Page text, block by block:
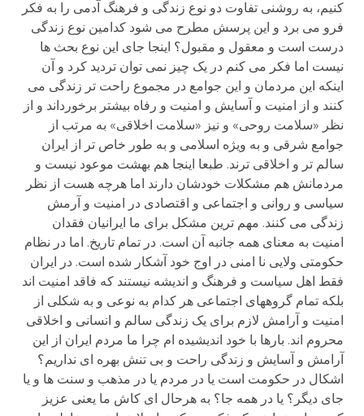
کنیم، به روشنی تفاوت دو نوع زندگی و فرهنگ آدمی را به فکر
فرو می برد و این پرسش مطرح می شود کدامین نوع زندگی
درست است و معقول و مقبول؟ اینجا جای این نوع بحث ها
نیست اما فکر می کنم در یک چیز نمی توان تردید کرد و آن
اینکه این مردمان و این جوامع در مجموع راحت تر زندگی می
کنند و از امنیت و آسایش و امنیت و رفاه بیشتر برخورداند و از
نظر «سلامت روحی» و نیز «سلامت اخلاقی» به مرتب از
جوامع شرقی و به ویژه اسلامی و به طور خاص تر از ایران
سالم تر و اخلاقی ترند. طبعا اینجا هم بهشت موعود نیست و
مردمانش هم مشکلات خودشان دارند اما هرچه هست از نظر
سیاسی و روانی و اجتماعی و اقتصادی در امنیت و آرمش
زندگی می کنند. مهم ترین مشکل برای ما ایرانیان فقدان
امنیت به معنای همه جانبه آن است. در تمام تاریخ. اما در نظام
حکومتی ولایی نا امنی در اوج خود آشکار شده است. در ایران
فقط اهل سیاست و فرهنگ و اندیشه نیستند که فاقد امنیت اند
بلکه تمام گروههای اجتماعی هر کدام به نوعی و به شکلی از
امنیت و آرامش لازم برای یک زندگی سالم و انسانی و اخلاقی
محروم اند. بارها با خود اندیشیده ام چرا ما مردم ایران از این
آرامش و آسایش و زندگی راحت و بی تنش بهره ای نداریم؟
اشکال در حکومت است یا در مردم یا در مذهب و سنت ها و یا
جای دیگر؟ یا در همه جا؟ به هرحال ای کاش ما یعنی عزیز